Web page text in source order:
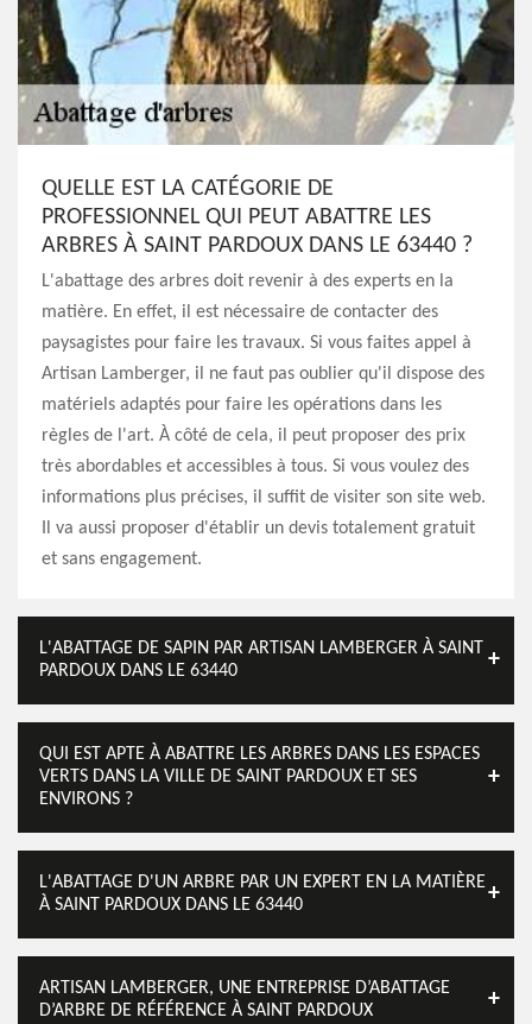
QUELLE EST LA CATÉGORIE DE
PROFESSIONNEL QUI PEUT ABATTRE LES
ARBRES À SAINT PARDOUX DANS LE 63440 ?
L'abattage des arbres doit revenir à des experts en la
matière. En effet, il est nécessaire de contacter des
paysagistes pour faire les travaux. Si vous faites appel à
Artisan Lamberger, il ne faut pas oublier qu'il dispose des
matériels adaptés pour faire les opérations dans les
règles de l'art. À côté de cela, il peut proposer des prix
très abordables et accessibles à tous. Si vous voulez des
informations plus précises, il suffit de visiter son site web.
Il va aussi proposer d'établir un devis totalement gratuit
et sans engagement.
L'ABATTAGE DE SAPIN PAR ARTISAN LAMBERGER À SAINT
PARDOUX DANS LE 63440
QUI EST APTE À ABATTRE LES ARBRES DANS LES ESPACES
VERTS DANS LA VILLE DE SAINT PARDOUX ET SES
ENVIRONS ?
L'ABATTAGE D'UN ARBRE PAR UN EXPERT EN LA MATIÈRE
À SAINT PARDOUX DANS LE 63440
ARTISAN LAMBERGER, UNE ENTREPRISE D’ABATTAGE
D’ARBRE DE RÉFÉRENCE À SAINT PARDOUX